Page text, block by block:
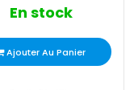
En stock
Ajouter Au Panier